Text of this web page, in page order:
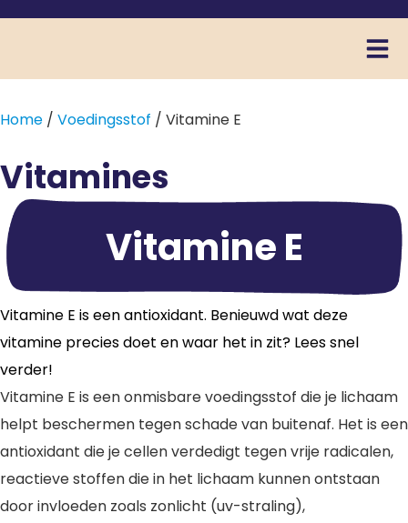
Home / Voedingsstof / Vitamine E
Vitamines
Vitamine E
Vitamine E is een antioxidant. Benieuwd wat deze
vitamine precies doet en waar het in zit? Lees snel
verder!
Vitamine E is een onmisbare voedingsstof die je lichaam
helpt beschermen tegen schade van buitenaf. Het is een
antioxidant die je cellen verdedigt tegen vrije radicalen,
reactieve stoffen die in het lichaam kunnen ontstaan
door invloeden zoals zonlicht (uv-straling),